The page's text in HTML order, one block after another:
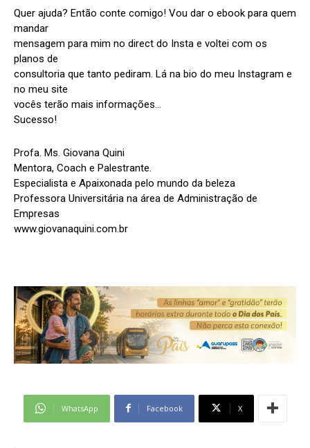
Quer ajuda? Então conte comigo! Vou dar o ebook para quem
mandar
mensagem para mim no direct do Insta e voltei com os
planos de
consultoria que tanto pediram. Lá na bio do meu Instagram e
no meu site
vocês terão mais informações…
Sucesso!
Profa. Ms. Giovana Quini
Mentora, Coach e Palestrante.
Especialista e Apaixonada pelo mundo da beleza
Professora Universitária na área de Administração de
Empresas
www.giovanaquini.com.br
WhatsApp Facebook X